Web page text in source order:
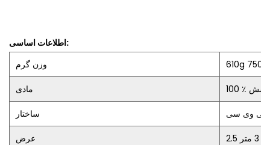
اطلاعات اساسی:
وزن گرم
610g
مادی
ساختار پی وی سی
عرض